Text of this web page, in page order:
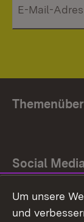
Social Media
Facebook
Um unsere
und